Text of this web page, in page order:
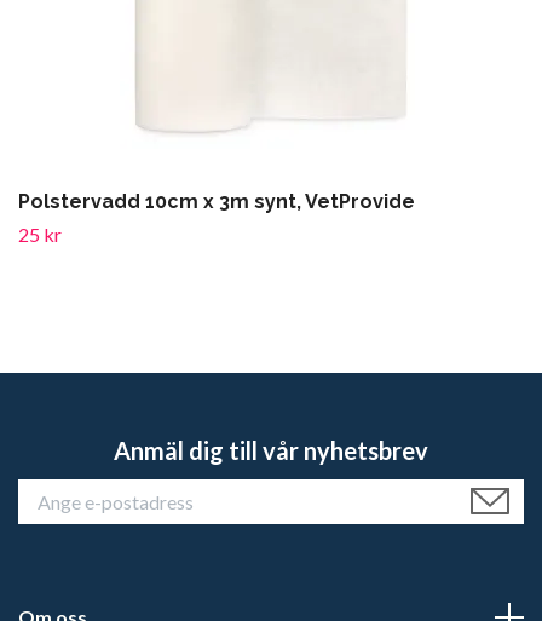
Polstervadd 10cm x 3m synt, VetProvide
25 kr
Anmäl dig till vår nyhetsbrev